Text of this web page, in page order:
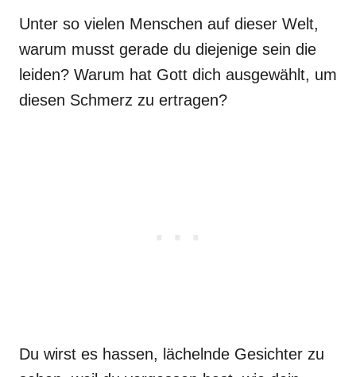
Unter so vielen Menschen auf dieser Welt,
warum musst gerade du diejenige sein die
leiden? Warum hat Gott dich ausgewählt, um
diesen Schmerz zu ertragen?
Du wirst es hassen, lächelnde Gesichter zu